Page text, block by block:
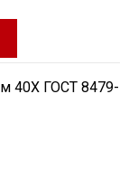
40Х ГОСТ 8479-